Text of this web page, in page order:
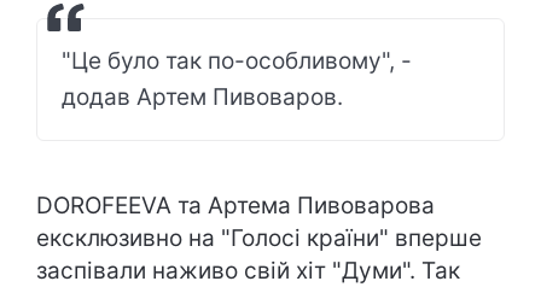
"Це було так по-особливому", -
додав Артем Пивоваров.
DOROFEEVA та Артема Пивоварова
ексклюзивно на "Голосі країни" вперше
заспівали наживо свій хіт "Думи". Так